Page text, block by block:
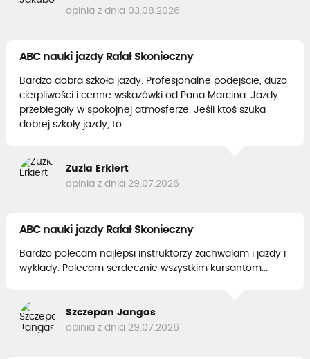
opinia z dnia 03.08.2026
ABC nauki jazdy Rafał Skonieczny
Bardzo dobra szkoła jazdy. Profesjonalne podejście, dużo
cierpliwości i cenne wskazówki od Pana Marcina. Jazdy
przebiegały w spokojnej atmosferze. Jeśli ktoś szuka
dobrej szkoły jazdy, to...
Zuzia Erkiert
opinia z dnia 29.07.2026
ABC nauki jazdy Rafał Skonieczny
Bardzo polecam najlepsi instruktorzy zachwalam i jazdy i
wykłady. Polecam serdecznie wszystkim kursantom...
Szczepan Jangas
opinia z dnia 29.07.2026